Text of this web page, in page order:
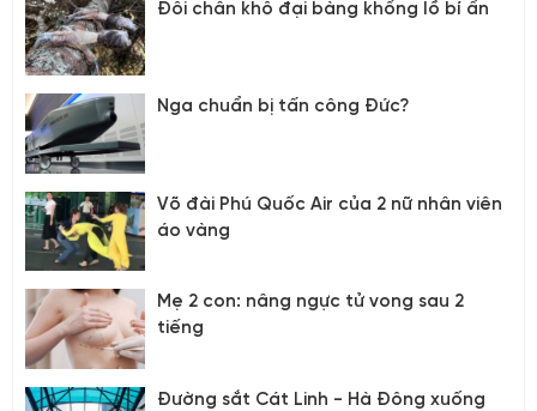
Đôi chân khô đại bàng khổng lồ bí ẩn
Nga chuẩn bị tấn công Đức?
Võ đài Phú Quốc Air của 2 nữ nhân viên
áo vàng
Mẹ 2 con: nâng ngực tử vong sau 2
tiếng
Đường sắt Cát Linh - Hà Đông xuống